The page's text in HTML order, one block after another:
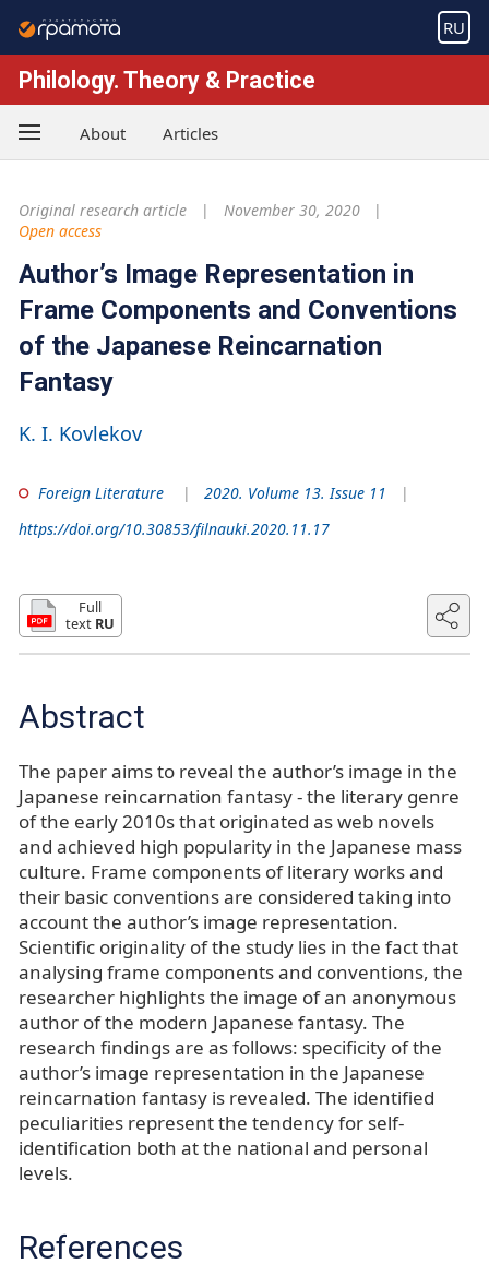
RU
Philology. Theory & Practice
About Articles
Original research article
November 30, 2020
Open access
Author’s Image Representation in
Frame Components and Conventions
of the Japanese Reincarnation
Fantasy
K. I. Kovlekov
Foreign Literature
2020. Volume 13. Issue 11
https://doi.org/10.30853/filnauki.2020.11.17
Full
text RU
Abstract
The paper aims to reveal the author’s image in the
Japanese reincarnation fantasy - the literary genre
of the early 2010s that originated as web novels
and achieved high popularity in the Japanese mass
culture. Frame components of literary works and
their basic conventions are considered taking into
account the author’s image representation.
Scientific originality of the study lies in the fact that
analysing frame components and conventions, the
researcher highlights the image of an anonymous
author of the modern Japanese fantasy. The
research findings are as follows: specificity of the
author’s image representation in the Japanese
reincarnation fantasy is revealed. The identified
peculiarities represent the tendency for self-
identification both at the national and personal
levels.
References